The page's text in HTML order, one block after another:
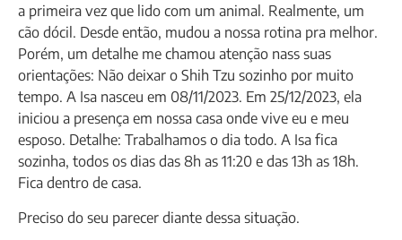
a primeira vez que lido com um animal. Realmente, um
cão dócil. Desde então, mudou a nossa rotina pra melhor.
Porém, um detalhe me chamou atenção nass suas
orientações: Não deixar o Shih Tzu sozinho por muito
tempo. A Isa nasceu em 08/11/2023. Em 25/12/2023, ela
iniciou a presença em nossa casa onde vive eu e meu
esposo. Detalhe: Trabalhamos o dia todo. A Isa fica
sozinha, todos os dias das 8h as 11:20 e das 13h as 18h.
Fica dentro de casa.
Preciso do seu parecer diante dessa situação.